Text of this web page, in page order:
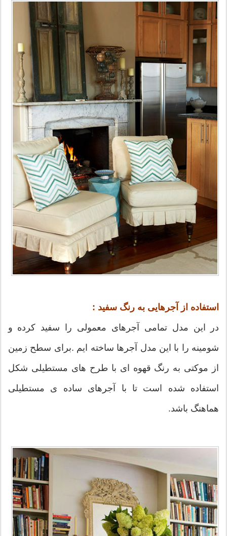
استفاده از آجرهایی به رنگ سفید :
در این مدل تمامی آجرهای معمولی را سفید کرده و
شومینه را با این مدل آجرها ساخته ایم .برای سطح زمین
از موکتی به رنگ قهوه ای با طرح های مستطیلی شکل
استفاده شده است تا با آجرهای ساده ی مستطیلی
هماهنگ باشد.